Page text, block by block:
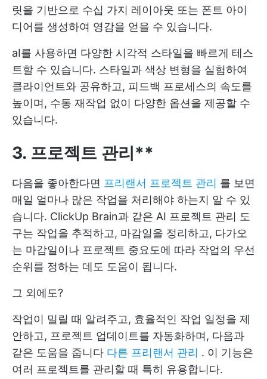
릿을 기반으로 수십 가지 레이아웃 또는 폰트 아이
디어를 생성하여 영감을 얻을 수 있습니다.
aI를 사용하면 다양한 시각적 스타일을 빠르게 테스
트할 수 있습니다. 스타일과 색상 변형을 실험하여
클라이언트와 공유하고, 피드백 프로세스의 속도를
높이며, 수동 재작업 없이 다양한 옵션을 제공할 수
있습니다.
3. 프로젝트 관리**
다음을 좋아한다면 프리랜서 프로젝트 관리 를 보면
매일 얼마나 많은 작업을 처리해야 하는지 알 수 있
습니다. ClickUp Brain과 같은 AI 프로젝트 관리 도
구는 작업을 추적하고, 마감일을 정리하고, 다가오
는 마감일이나 프로젝트 중요도에 따라 작업의 우선
순위를 정하는 데도 도움이 됩니다.
그 외에도?
작업이 밀릴 때 알려주고, 효율적인 작업 일정을 제
안하고, 프로젝트 업데이트를 자동화하며, 다음과
같은 도움을 줍니다 다른 프리랜서 관리 . 이 기능은
여러 프로젝트를 관리할 때 특히 유용합니다.